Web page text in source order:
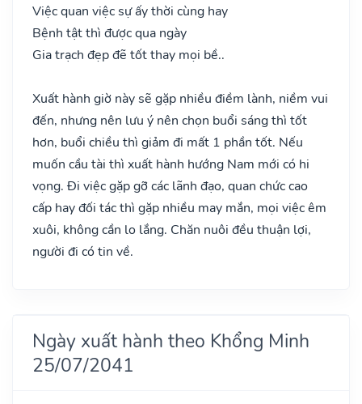
Việc quan việc sự ấy thời cùng hay
Bệnh tật thì được qua ngày
Gia trạch đẹp đẽ tốt thay mọi bề..
Xuất hành giờ này sẽ gặp nhiều điềm lành, niềm vui
đến, nhưng nên lưu ý nên chọn buổi sáng thì tốt
hơn, buổi chiều thì giảm đi mất 1 phần tốt. Nếu
muốn cầu tài thì xuất hành hướng Nam mới có hi
vọng. Đi việc gặp gỡ các lãnh đạo, quan chức cao
cấp hay đối tác thì gặp nhiều may mắn, mọi việc êm
xuôi, không cần lo lắng. Chăn nuôi đều thuận lợi,
người đi có tin về.
Ngày xuất hành theo Khổng Minh
25/07/2041